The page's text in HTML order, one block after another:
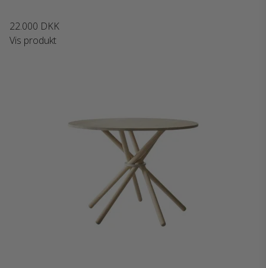
22.000 DKK
Vis produkt